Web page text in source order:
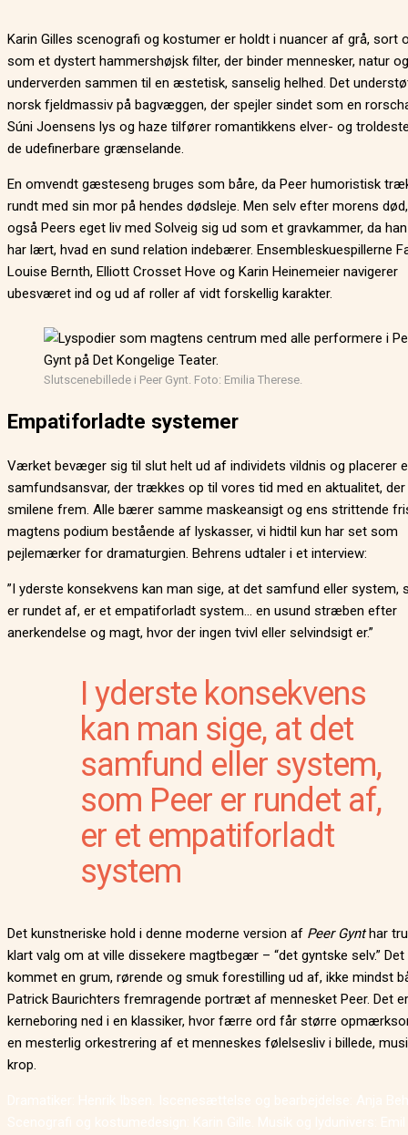
Karin Gilles scenografi og kostumer er holdt i nuancer af grå, sort
som et dystert hammershøjsk filter, der binder mennesker, natur og
underverden sammen til en æstetisk, sanselig helhed. Det
norsk fjeldmassiv på bagvæggen, der spejler sindet som en
Súni Joensens lys og haze tilfører romantikkens elver- og
de udefinerbare grænselande.
En omvendt gæsteseng bruges som båre, da Peer humoristisk
rundt med sin mor på hendes dødsleje. Men selv efter morens
også Peers eget liv med Solveig sig ud som et gravkammer, da
har lært, hvad en sund relation indebærer. Ensembleskuespillerne
Louise Bernth, Elliott Crosset Hove og Karin Heinemeier navigerer
ubesværet ind og ud af roller af vidt forskellig karakter.
Slutscenebillede i Peer Gynt. Foto: Emilia Therese.
Empatiforladte systemer
Værket bevæger sig til slut helt ud af individets vildnis og placerer
samfundsansvar, der trækkes op til vores tid med en aktualitet, der
smilene frem. Alle bærer samme maskeansigt og ens strittende
magtens podium bestående af lyskasser, vi hidtil kun har set som
pejlemærker for dramaturgien. Behrens udtaler i et interview:
”I yderste konsekvens kan man sige, at det samfund eller system,
er rundet af, er et empatiforladt system… en usund stræben efter
anerkendelse og magt, hvor der ingen tvivl eller selvindsigt er.”
I yderste konsekvens
kan man sige, at det
samfund eller system,
som Peer er rundet af,
er et empatiforladt
system
Det kunstneriske hold i denne moderne version af Peer Gynthar
klart valg om at ville dissekere magtbegær – “det gyntske selv.” Det
kommet en grum, rørende og smuk forestilling ud af, ikke mindst
Patrick Baurichters fremragende portræt af mennesket Peer. Det
kerneboring ned i en klassiker, hvor færre ord får større
en mesterlig orkestrering af et menneskes følelsesliv i billede,
krop.